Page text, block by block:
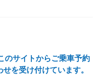
サイトからご乗車予約
を受け付けています。